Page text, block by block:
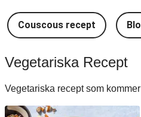
Couscous recept
Vegetariska Recept
Vegetariska recept som